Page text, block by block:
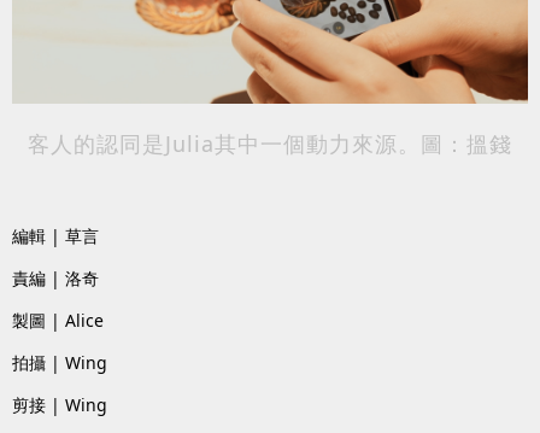
客人的認同是Julia其中一個動力來源。圖：搵錢
編輯 | 草言
責編 | 洛奇
製圖 | Alice
拍攝 | Wing
剪接 | Wing